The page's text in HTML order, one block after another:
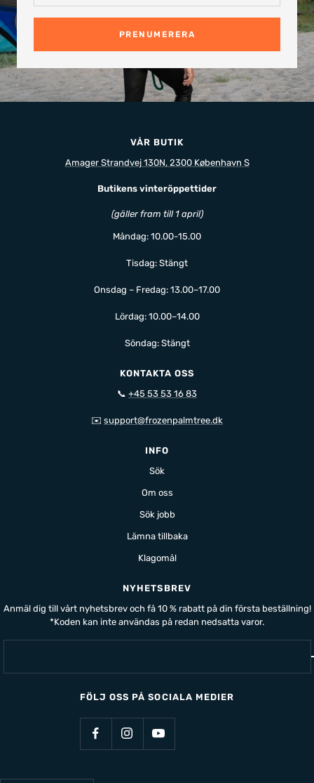
PRENUMERERA
VÅR BUTIK
Amager Strandvej 130N, 2300 København S
Butikens vinteröppettider
(gäller fram till 1 april)
Måndag: 10.00-15.00
Tisdag: Stängt
Onsdag – Fredag: 13.00–17.00
Lördag: 10.00–14.00
Söndag: Stängt
KONTAKTA OSS
📞 +45 53 53 16 83
✉️ support@frozenpalmtree.dk
INFO
Sök
Om oss
Sök jobb
Lämna tillbaka
Klagomål
NYHETSBREV
Anmäl dig till vårt nyhetsbrev och få 10 % rabatt på din första beställning!
*Koden kan inte användas på redan nedsatta varor.
FÖLJ OSS PÅ SOCIALA MEDIER